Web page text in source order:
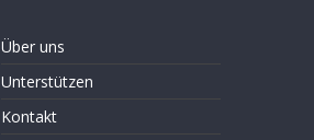
Über uns
Unterstützen
Kontakt